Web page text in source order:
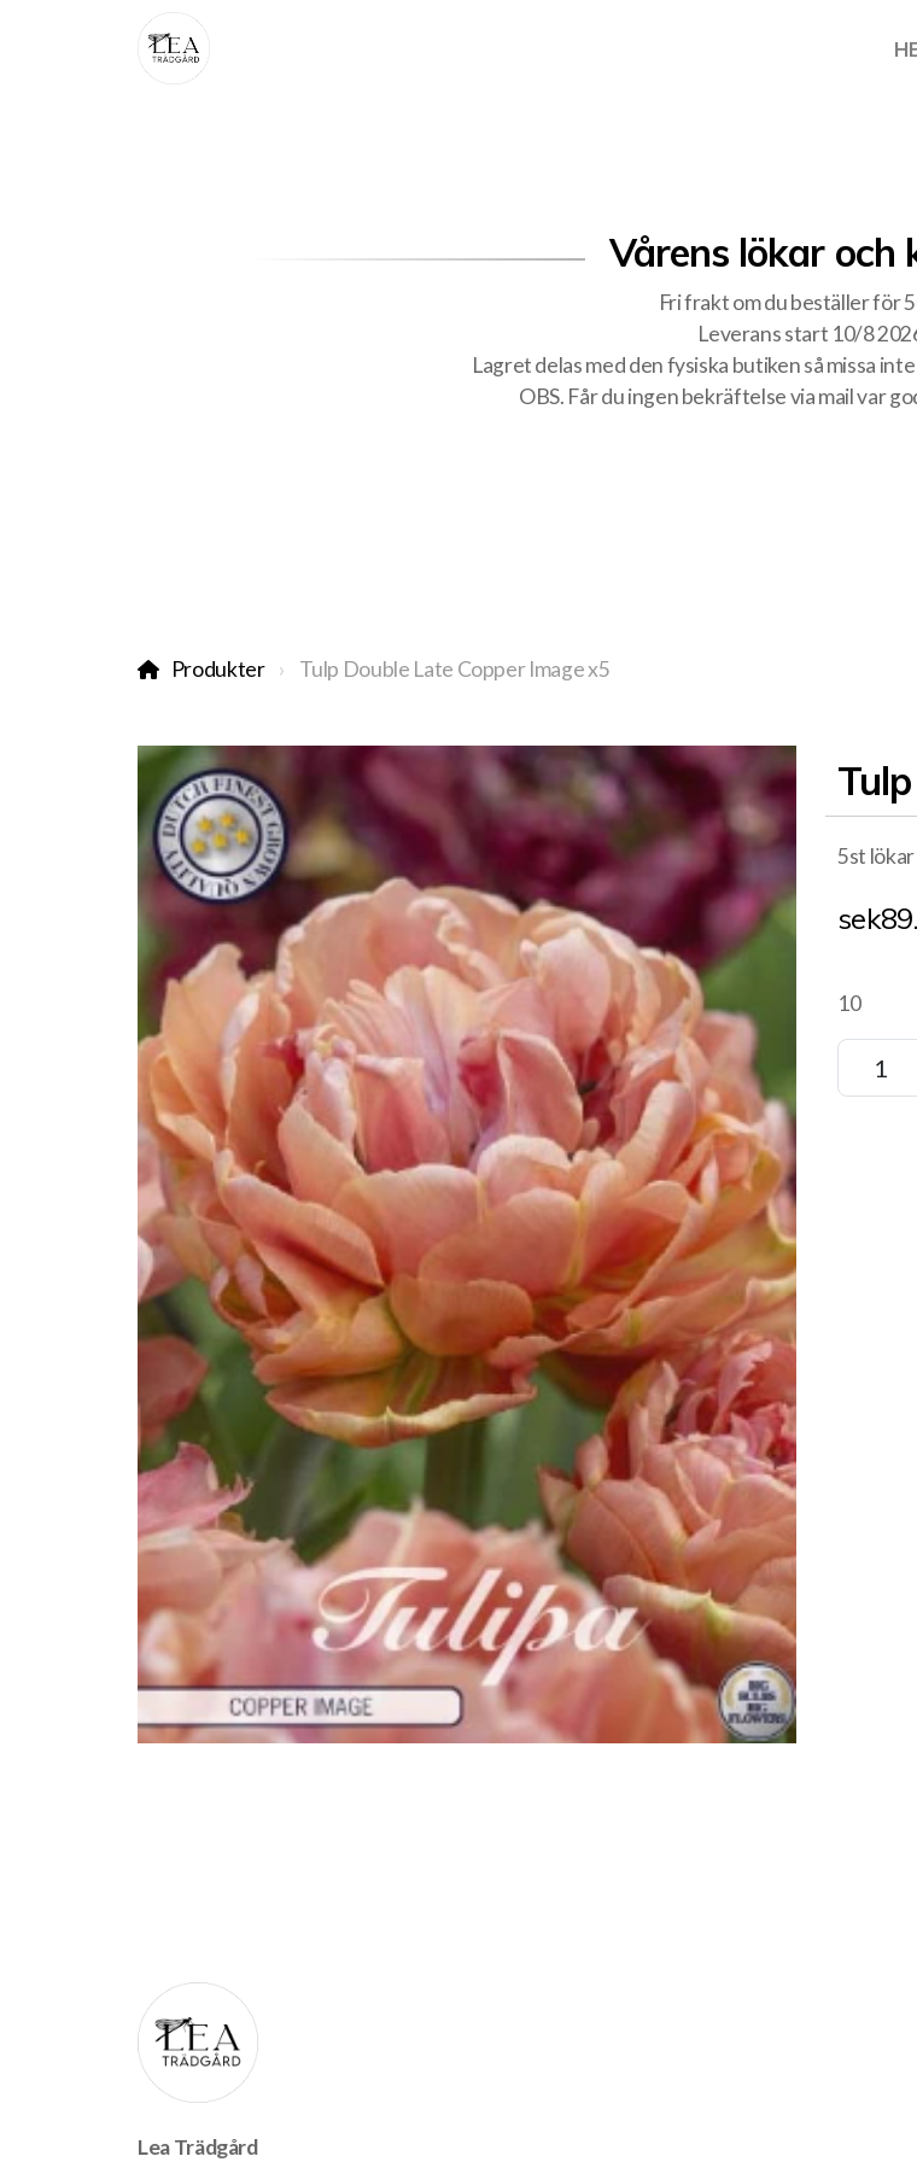
Vårens lökar och
Fri frakt om du beställer för
Leverans start 10/8
Lagret delas med den fysiska butiken så missa
OBS. Får du ingen bekräftelse via mail var
Produkter Tulp Double Late Copper Image x5
5st
sek
10
Lea Trädgård